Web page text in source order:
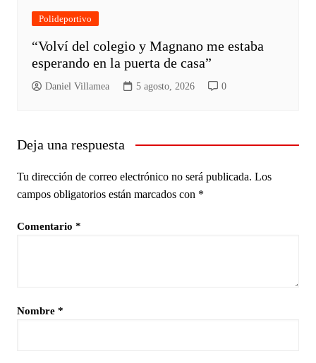
Polideportivo
“Volví del colegio y Magnano me estaba
esperando en la puerta de casa”
Daniel Villamea 5 agosto, 2026 0
Deja una respuesta
Tu dirección de correo electrónico no será publicada. Los
campos obligatorios están marcados con *
Comentario *
Nombre *